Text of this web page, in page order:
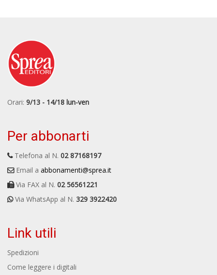
Orari: 9/13 - 14/18 lun-ven
Per abbonarti
Telefona al N. 02 87168197
Email a abbonamenti@sprea.it
Via FAX al N. 02 56561221
Via WhatsApp al N. 329 3922420
Link utili
Spedizioni
Come leggere i digitali